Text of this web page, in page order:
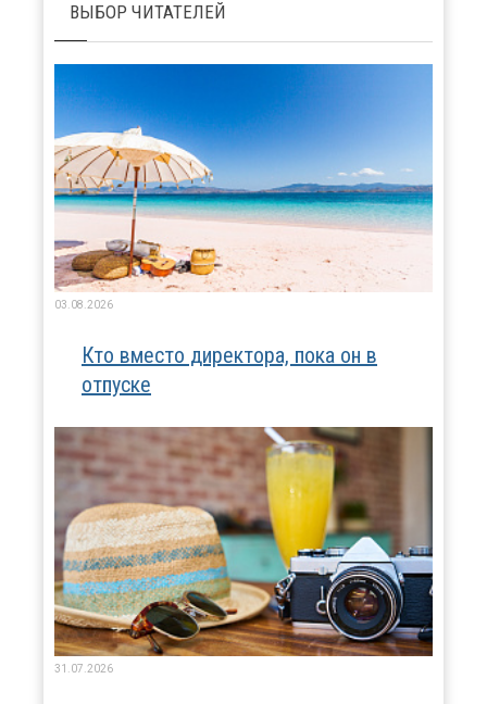
ВЫБОР ЧИТАТЕЛЕЙ
03.08.2026
Кто вместо директора, пока он в
отпуске
31.07.2026